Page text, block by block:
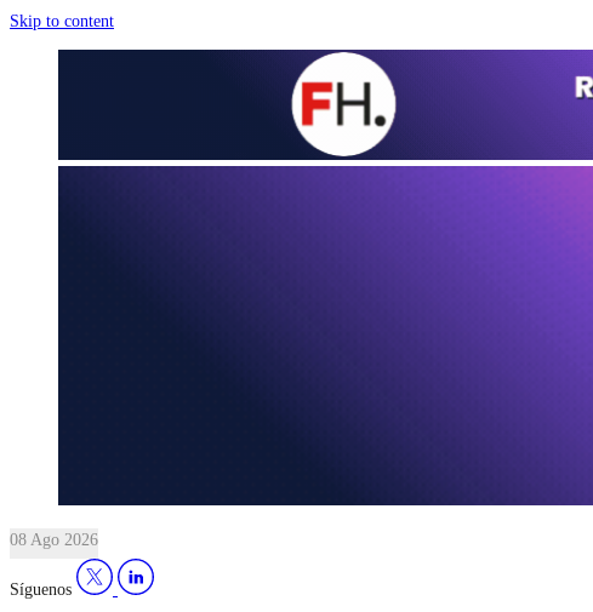
Skip to content
08 Ago 2026
Síguenos